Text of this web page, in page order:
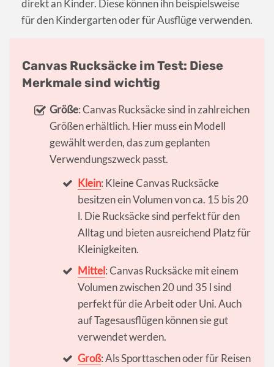
direkt an Kinder. Diese können ihn beispielsweise
für den Kindergarten oder für Ausflüge verwenden.
Canvas Rucksäcke im Test: Diese
Merkmale sind wichtig
Größe: Canvas Rucksäcke sind in zahlreichen
Größen erhältlich. Hier muss ein Modell
gewählt werden, das zum geplanten
Verwendungszweck passt.
Klein: Kleine Canvas Rucksäcke
besitzen ein Volumen von ca. 15 bis 20
l. Die Rucksäcke sind perfekt für den
Alltag und bieten ausreichend Platz für
Kleinigkeiten.
Mittel: Canvas Rucksäcke mit einem
Volumen zwischen 20 und 35 l sind
perfekt für die Arbeit oder Uni. Auch
auf Tagesausflügen können sie gut
verwendet werden.
Groß: Als Sporttaschen oder für Reisen